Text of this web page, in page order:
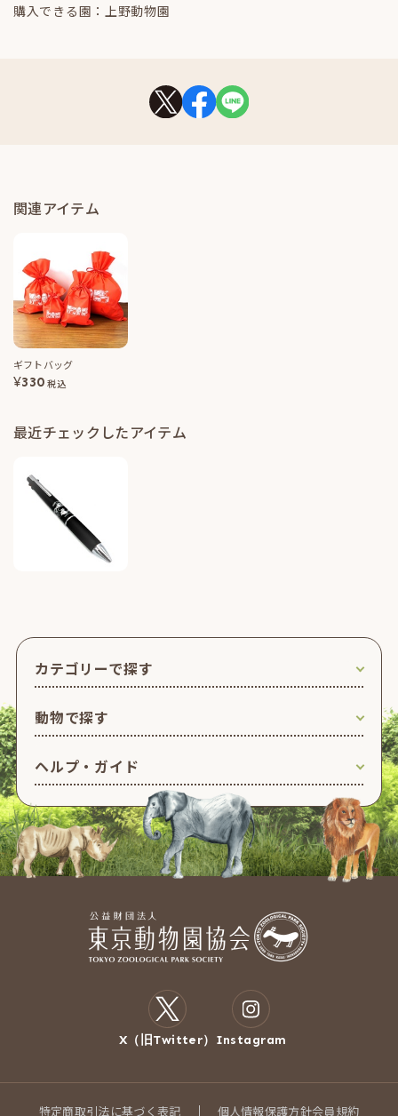
購入できる園：上野動物園
関連アイテム
ギフトバッグ
¥330 税込
最近チェックしたアイテム
カテゴリーで探す
動物で探す
ヘルプ・ガイド
X（旧Twitter） Instagram
特定商取引法に基づく表記 個人情報保護方針会員規約